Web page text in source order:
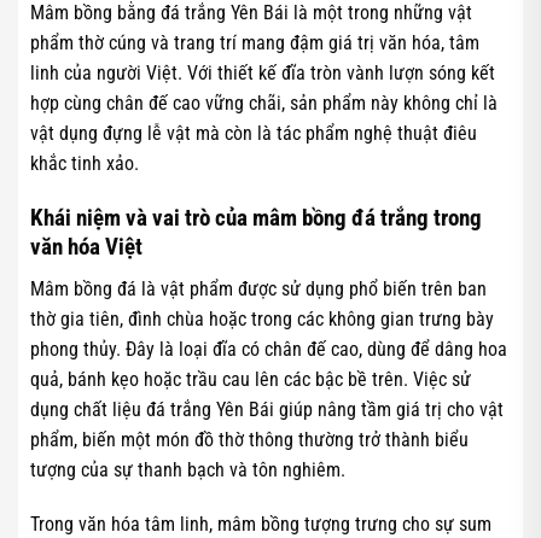
Mâm bồng bằng đá trắng Yên Bái là một trong những vật
phẩm thờ cúng và trang trí mang đậm giá trị văn hóa, tâm
linh của người Việt. Với thiết kế đĩa tròn vành lượn sóng kết
hợp cùng chân đế cao vững chãi, sản phẩm này không chỉ là
vật dụng đựng lễ vật mà còn là tác phẩm nghệ thuật điêu
khắc tinh xảo.
Khái niệm và vai trò của mâm bồng đá trắng trong
văn hóa Việt
Mâm bồng đá là vật phẩm được sử dụng phổ biến trên ban
thờ gia tiên, đình chùa hoặc trong các không gian trưng bày
phong thủy. Đây là loại đĩa có chân đế cao, dùng để dâng hoa
quả, bánh kẹo hoặc trầu cau lên các bậc bề trên. Việc sử
dụng chất liệu đá trắng Yên Bái giúp nâng tầm giá trị cho vật
phẩm, biến một món đồ thờ thông thường trở thành biểu
tượng của sự thanh bạch và tôn nghiêm.
Trong văn hóa tâm linh, mâm bồng tượng trưng cho sự sum